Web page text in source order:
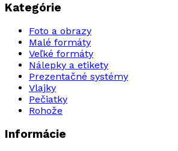
Kategórie
Foto a obrazy
Malé formáty
Veľké formáty
Nálepky a etikety
Prezentačné systémy
Vlajky
Pečiatky
Rohože
Informácie